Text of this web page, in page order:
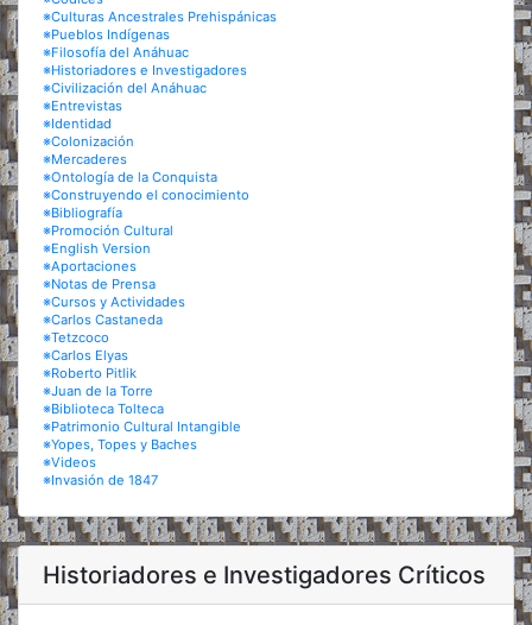
※Culturas Ancestrales Prehispánicas
※Pueblos Indígenas
※Filosofía del Anáhuac
※Historiadores e Investigadores
※Civilización del Anáhuac
※Entrevistas
※Identidad
※Colonización
※Mercaderes
※Ontología de la Conquista
※Construyendo el conocimiento
※Bibliografía
※Promoción Cultural
※English Version
※Aportaciones
※Notas de Prensa
※Cursos y Actividades
※Carlos Castaneda
※Tetzcoco
※Carlos Elyas
※Roberto Pitlik
※Juan de la Torre
※Biblioteca Tolteca
※Patrimonio Cultural Intangible
※Yopes, Topes y Baches
※Videos
※Invasión de 1847
Historiadores e Investigadores Críticos